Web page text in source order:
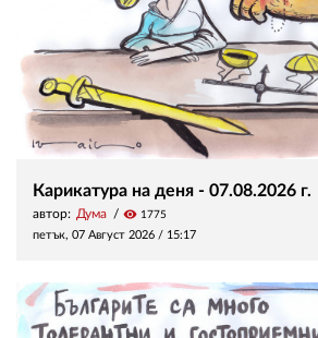
Карикатура на деня - 07.08.2026 г.
автор: Дума visibility 1775
петък, 07 Август 2026 / 15:17